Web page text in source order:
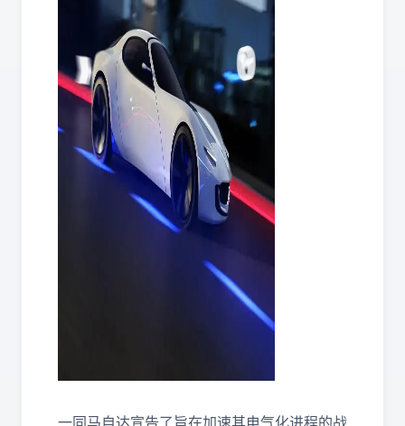
一同马自达宣告了旨在加速其电气化进程的战